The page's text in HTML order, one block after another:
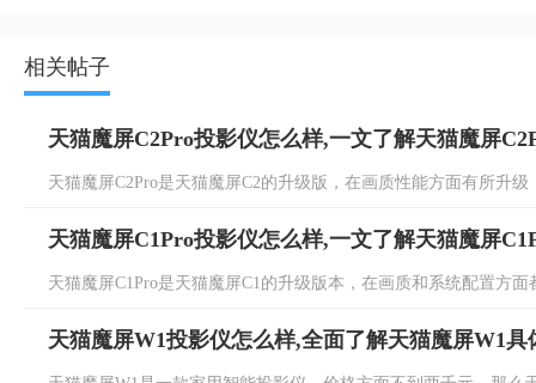
相关帖子
天猫魔屏C2Pro投影仪怎么样,一文了解天猫魔屏
天猫魔屏C2Pro是天猫魔屏C2的升级版，在画质性能方面有所升
天猫魔屏C1Pro投影仪怎么样,一文了解天猫魔屏
天猫魔屏C1Pro是天猫魔屏C1的升级版本，在画质和系统配置方
天猫魔屏W1投影仪怎么样,全面了解天猫魔屏W1具